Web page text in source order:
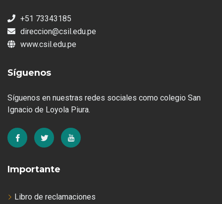
+51 73343185
direccion@csil.edu.pe
www.csil.edu.pe
Síguenos
Síguenos en nuestras redes sociales como colegio San
Ignacio de Loyola Piura.
Importante
Libro de reclamaciones